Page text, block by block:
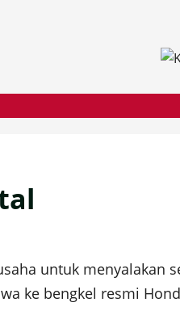
untuk menyalakan
ke bengkel resmi